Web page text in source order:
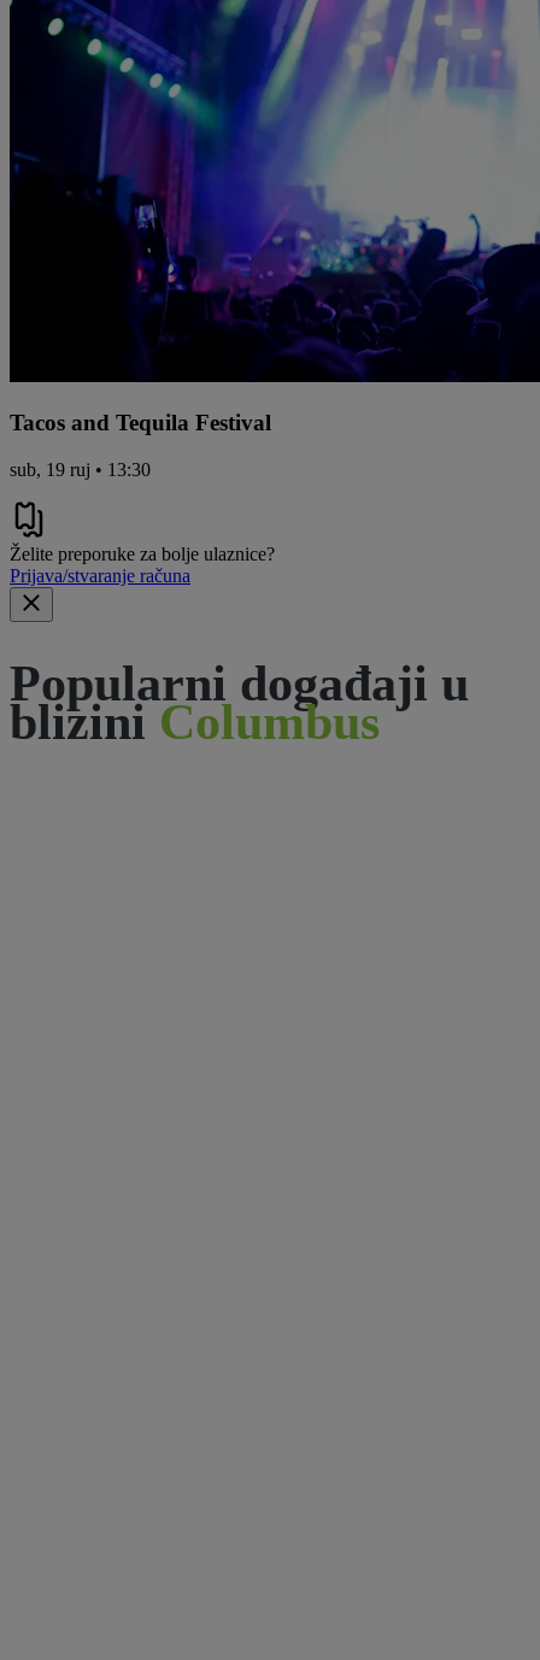
Tacos and Tequila Festival
sub, 19 ruj • 13:30
Želite preporuke za bolje ulaznice?
Prijava/stvaranje računa
Popularni događaji u
blizini Columbus